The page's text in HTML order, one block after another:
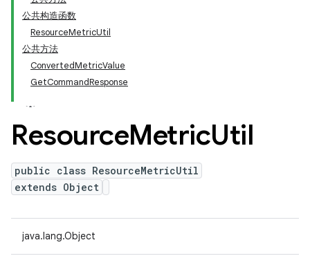
公共构造函数
ResourceMetricUtil
公共方法
ConvertedMetricValue
GetCommandResponse
ResourceMetricUtil
public class ResourceMetricUtil
extends Object
java.lang.Object